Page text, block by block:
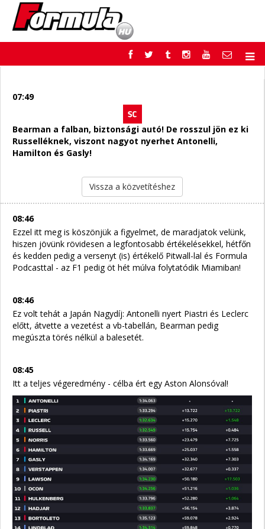
FORMULA
EGYÉB
PODCAST
SHOP
LIVE
07:49
Bearman a falban, biztonsági autó! De rosszul jön ez ki
Russelléknek, viszont nagyot nyerhet Antonelli,
Hamilton és Gasly!
Vissza a közvetítéshez
08:46
Ezzel itt meg is köszönjük a figyelmet, de maradjatok velünk,
hiszen jövünk rövidesen a legfontosabb értékelésekkel, hétfőn
és kedden pedig a versenyt (is) értékelő Pitwall-lal és Formula
Podcasttal - az F1 pedig öt hét múlva folytatódik Miamiban!
08:46
Ez volt tehát a Japán Nagydíj: Antonelli nyert Piastri és Leclerc
előtt, átvette a vezetést a vb-tabellán, Bearman pedig
megúszta törés nélkül a balesetét.
08:45
Itt a teljes végeredmény - célba ért egy Aston Alonsóval!